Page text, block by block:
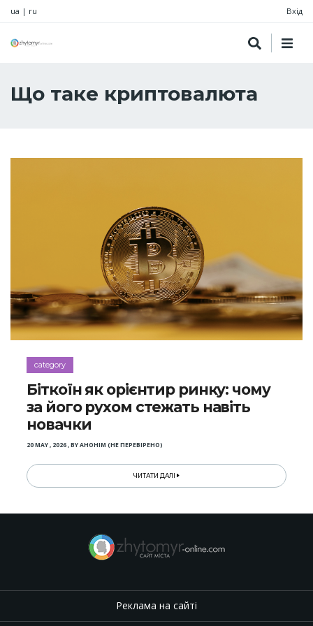
ua | ru Вхід
Що таке криптовалюта
category
Біткоїн як орієнтир ринку: чому
за його рухом стежать навіть
новачки
20 MAY , 2026,BYАНОНІМ (НЕ ПЕРЕВІРЕНО)
ЧИТАТИ ДАЛІ
Реклама на сайті